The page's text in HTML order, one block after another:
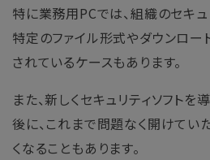
特に業務用PCでは、組織のセキュ
特定のファイル形式やダウンロー
されているケースもあります。
また、新しくセキュリティソフト
後に、これまで問題なく開けてい
くなることもあります。